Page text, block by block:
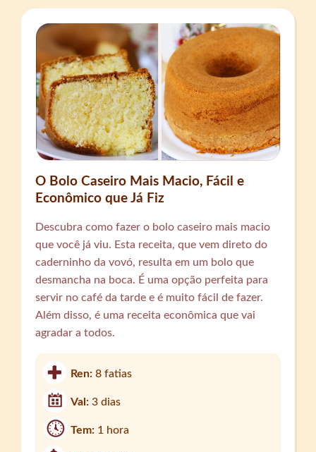
O Bolo Caseiro Mais Macio, Fácil e
Econômico que Já Fiz
Descubra como fazer o bolo caseiro mais macio
que você já viu. Esta receita, que vem direto do
caderninho da vovó, resulta em um bolo que
desmancha na boca. É uma opção perfeita para
servir no café da tarde e é muito fácil de fazer.
Além disso, é uma receita econômica que vai
agradar a todos.
Ren:8 fatias
Val:3 dias
Tem: 1 hora